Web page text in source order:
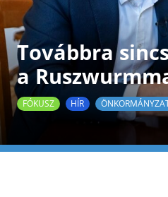
Továbbra
a
FÓKUSZ HÍR